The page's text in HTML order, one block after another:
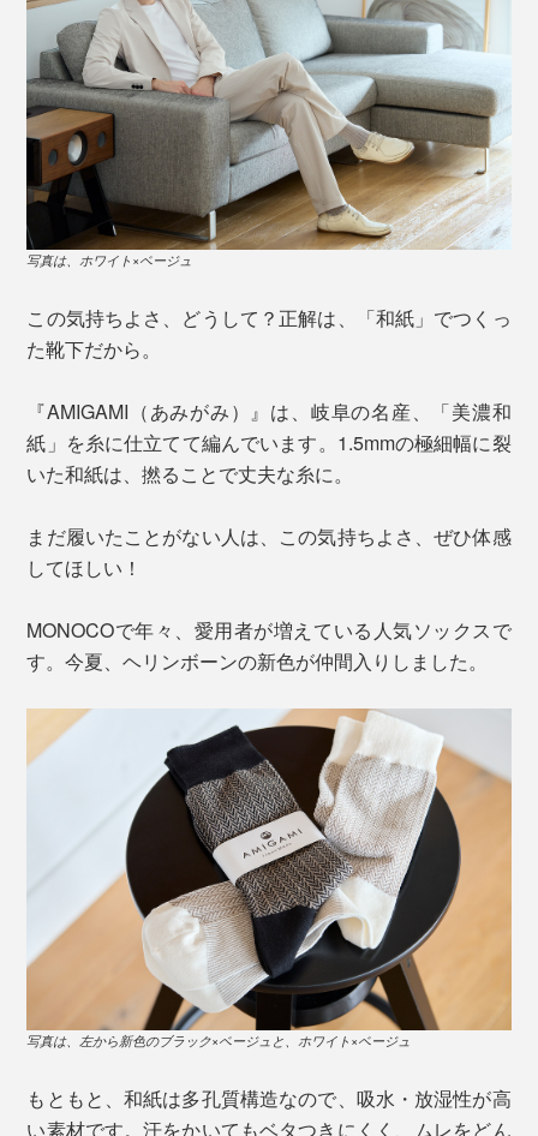
写真は、ホワイト×ベージュ
この気持ちよさ、どうして？正解は、「和紙」でつくっ
た靴下だから。
『AMIGAMI（あみがみ）』は、岐阜の名産、「美濃和
紙」を糸に仕立てて編んでいます。1.5mmの極細幅に裂
いた和紙は、撚ることで丈夫な糸に。
まだ履いたことがない人は、この気持ちよさ、ぜひ体感
してほしい！
MONOCOで年々、愛用者が増えている人気ソックスで
す。今夏、ヘリンボーンの新色が仲間入りしました。
写真は、左から新色のブラック×ベージュと、ホワイト×ベージュ
もともと、和紙は多孔質構造なので、吸水・放湿性が高
い素材です。汗をかいてもベタつきにくく、ムレをどん